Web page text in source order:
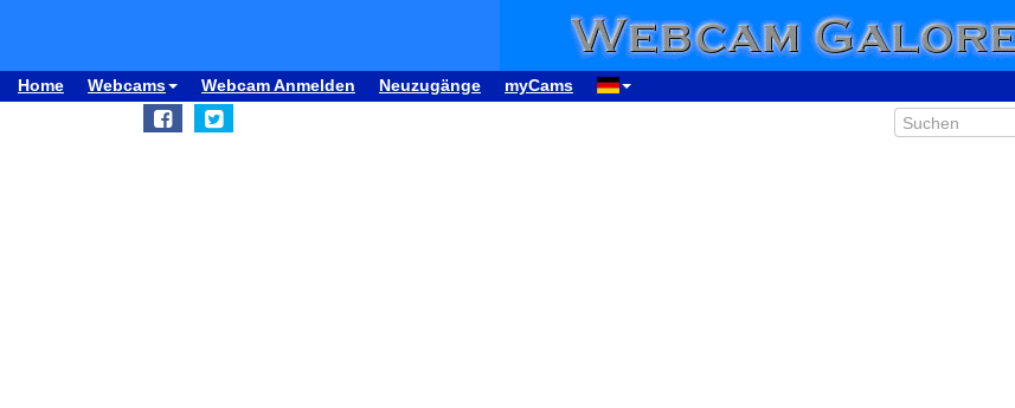
Home Webcams Webcam Anmelden Neuzugänge myCams